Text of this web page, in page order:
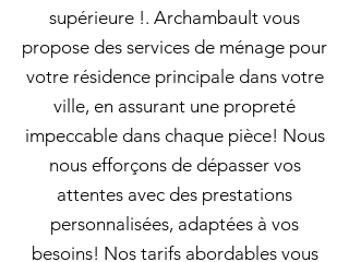
supérieure !. Archambault vous
propose des services de ménage pour
votre résidence principale dans votre
ville, en assurant une propreté
impeccable dans chaque pièce! Nous
nous efforçons de dépasser vos
attentes avec des prestations
personnalisées, adaptées à vos
besoins! Nos tarifs abordables vous